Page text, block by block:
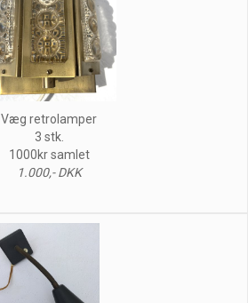
Væg retrolamper
3 stk.
1000kr samlet
1.000,- DKK